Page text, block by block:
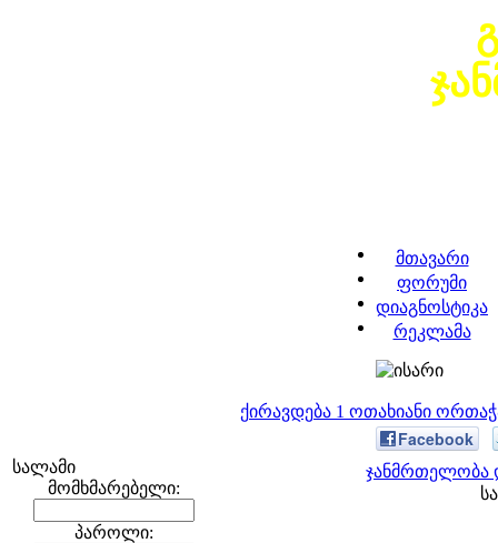
მთავარი
ფორუმი
დიაგნოსტიკა
რეკლამა
ქირავდება 1 ოთახიანი
სალამი
მომხმარებელი:
პაროლი:
Facebook
ჯანმრთელობა